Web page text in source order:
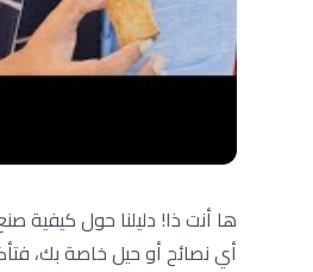
ها أنت ذا! دليلنا حول كيفية
أي نصائح أو حيل خاصة بك،